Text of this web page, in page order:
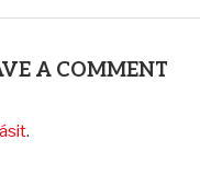
A COMMENT
.